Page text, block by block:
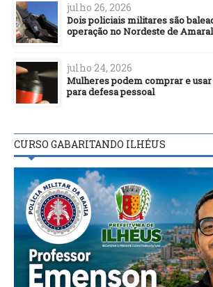
julho 26, 2026
Dois policiais militares são
operação no Nordeste de
julho 24, 2026
Mulheres podem comprar e
para defesa pessoal
CURSO GABARITANDO ILHÉUS